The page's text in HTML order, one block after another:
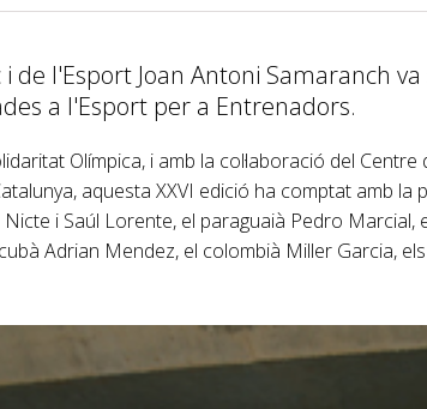
de l'Esport Joan Antoni Samaranch
a l'Esport per a Entrenadors.
Olímpica, i amb la col·laboració del
aquesta XXVI edició ha comptat amb
i Saúl Lorente, el paraguaià Pedro
Adrian Mendez, el colombià Miller Garcia,